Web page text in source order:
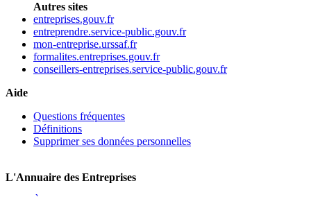
Autres sites
entreprises.gouv.fr
entreprendre.service-public.gouv.fr
mon-entreprise.urssaf.fr
formalites.entreprises.gouv.fr
conseillers-entreprises.service-public.gouv.fr
Aide
Questions fréquentes
Définitions
Supprimer ses données personnelles
L'Annuaire des Entreprises